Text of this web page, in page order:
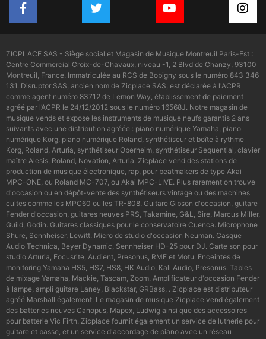
ZICPLACE SAS - Siège social et Magasin de Musique Montreuil Paris-Est :
Centre Commercial Croix-de-Chavaux, niveau -1, 2 Blvd de Chanzy, 93100
Montreuil, France. Immatriculée au RCS de Bobigny sous le numéro 843 346
131. Disruptor SAS, ancien nom de Zicplace SAS, est déclarée à l'ACPR
comme agent numéro 83712 de Lemon Way, établissement de paiement
agréé par l’ACPR le 24/12/2012 sous le numéro 16568J. Notre magasin de
musique vends et expose les instruments de musique neufs garantis 2 ans
suivants avec une distribution agréée : piano numérique Yamaha, piano
numérique Korg, piano numérique Roland, synthétiseur et boîte à rythme
Korg, Roland, Arturia, synthétiseur Oberheim, synthétiseur Sequential, clavier
maître Alesis, Roland, Novation, Arturia. Zicplace vend des stations de
production de musique électronique, rap, pour beatmakers de type Akai
MPC-ONE, ou Roland MC-707, ou Akai MPC-LIVE. Plus rarement on trouve
d'occasion ou en dépôt-vente des synthétiseurs vintage ou des machines
cultes comme les MPC60 ou les TR-808. Guitare Gibson d'occasion, guitare
Fender d'occasion, guitares neuves PRS, Takamine, G&L, Sire, Marcus Miller,
Guild, Godin. Guitares classiques pour le conservatoire Cuenca. Microphone
Shure, Sennheiser, Lewitt. Micro de studio d'occasion Neuman. Casque
Audio Technica, Beyer Dynamic, Sennheiser HD-25 pour DJ. Carte son pour
studio Arturia, Focusrite, Audient, Presonus, RME et Motu. Enceintes de
monitoring Yamaha HS5, HS7, HS8, HK Audio, Kali Audio, Presonus. Tables
de mixage Yamaha, Mackie, Tascam, Zoom. Amplificateur d'occasion Fender
à lampe, ampli guitare Laney, Blackstar, GRBass, . Zicplace est distributeur
agréé Marshall également. Le magasin de musique Zicplace vend également
des batteries neuves Canopus, Mapex, Ludwig ainsi que des accessoires
pour batterie Vic Firth. Zicplace fournit également un service de lutherie pour
guitare et basse, et un service d'accordage de piano avec un réseau